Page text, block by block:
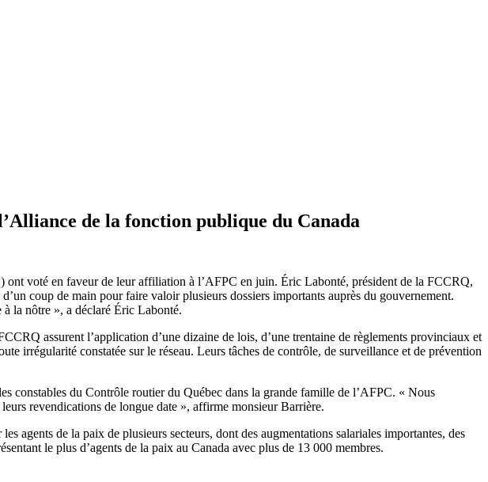
de la fonction publique du Canada
voté en faveur de leur affiliation à l’AFPC en juin. Éric Labonté, président de la FCCRQ,
coup de main pour faire valoir plusieurs dossiers importants auprès du gouvernement.
la nôtre », a déclaré Éric Labonté.
assurent l’application d’une dizaine de lois, d’une trentaine de règlements provinciaux et
irrégularité constatée sur le réseau. Leurs tâches de contrôle, de surveillance et de prévention
constables du Contrôle routier du Québec dans la grande famille de l’AFPC. « Nous
revendications de longue date », affirme monsieur Barrière.
agents de la paix de plusieurs secteurs, dont des augmentations salariales importantes, des
le plus d’agents de la paix au Canada avec plus de 13 000 membres.